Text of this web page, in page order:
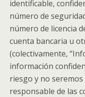
identificable,
número de
número de licencia
cuenta bancaria u
(colectivamente,
información
riesgo y no
responsable de las